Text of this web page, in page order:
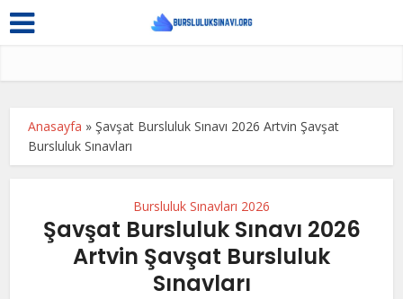
Anasayfa »Şavşat Bursluluk Sınavı 2026 Artvin Şavşat
Bursluluk Sınavları
Bursluluk Sınavları 2026
Şavşat Bursluluk Sınavı 2026
Artvin Şavşat Bursluluk
Sınavları